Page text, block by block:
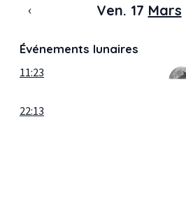
‹ Ven. 17 Mars
Événements lunaires
11:23
22:13